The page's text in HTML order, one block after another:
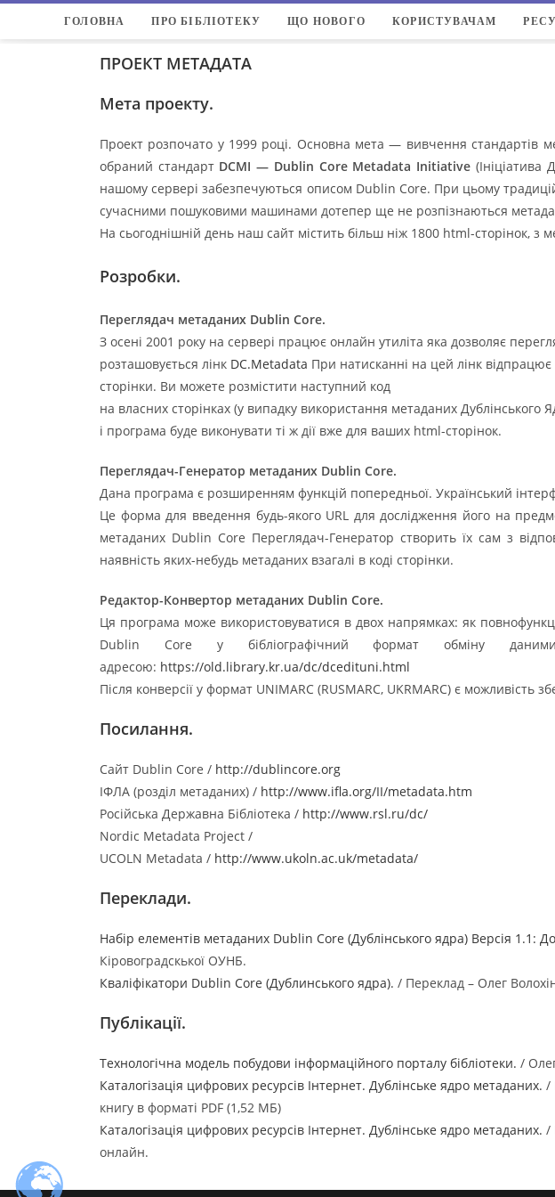
ГОЛОВНА ПРО БІБЛІОТЕКУ ЩО НОВОГО КОРИСТУВАЧАМ
ПРОЕКТ МЕТАДАТА
Мета проекту.
Проект розпочато у 1999 році. Основна мета — вивчення стандартів
обраний стандарт DCMI — Dublin Core Metadata Initiative
нашому сервері забезпечуються описом Dublin Core. При цьому
сучасними пошуковими машинами дотепер ще не розпізнаються
На сьогоднішній день наш сайт містить більш ніж 1800 html-сторінок, з
Розробки.
Переглядач метаданих Dublin Core.
З осені 2001 року на сервері працює онлайн утиліта яка дозволяє
розташовується лінк DC.Metadata При натисканні на цей лінк відпрацює
сторінки. Ви можете розмістити наступний код
на власних сторінках (у випадку використання метаданих Дублінського
і програма буде виконувати ті ж дії вже для ваших html-сторінок.
Переглядач-Генератор метаданих Dublin Core.
Дана програма є розширенням функцій попередньої. Український
Це форма для введення будь-якого URL для дослідження його на
метаданих Dublin Core Переглядач-Генератор створить їх сам з
наявність яких-небудь метаданих взагалі в коді сторінки.
Редактор-Конвертор метаданих Dublin Core.
Ця програма може використовуватися в двох напрямках: як
Dublin Core у бібліографічний формат обміну
адресою: https://old.library.kr.ua/dc/dcedituni.html
Після конверсії у формат UNIMARC (RUSMARC, UKRMARC) є можливість
Посилання.
Сайт Dublin Core / http://dublincore.org
ІФЛА (розділ метаданих) / http://www.ifla.org/II/metadata.htm
Російська Державна Бібліотека / http://www.rsl.ru/dc/
Nordic Metadata Project /
UCOLN Metadata / http://www.ukoln.ac.uk/metadata/
Переклади.
Набір елементів метаданих Dublin Core (Дублінського ядра) Версія 1.1:
Кіровоградскької ОУНБ.
Кваліфікатори Dublin Core (Дублинського ядра). / Переклад – Олег
Публікації.
Технологічна модель побудови інформаційного порталу бібліотеки. /
Каталогізація цифрових ресурсів Інтернет. Дублінське ядро метаданих. /
книгу в форматі PDF (1,52 МБ)
Каталогізація цифрових ресурсів Інтернет. Дублінське ядро метаданих. /
онлайн.